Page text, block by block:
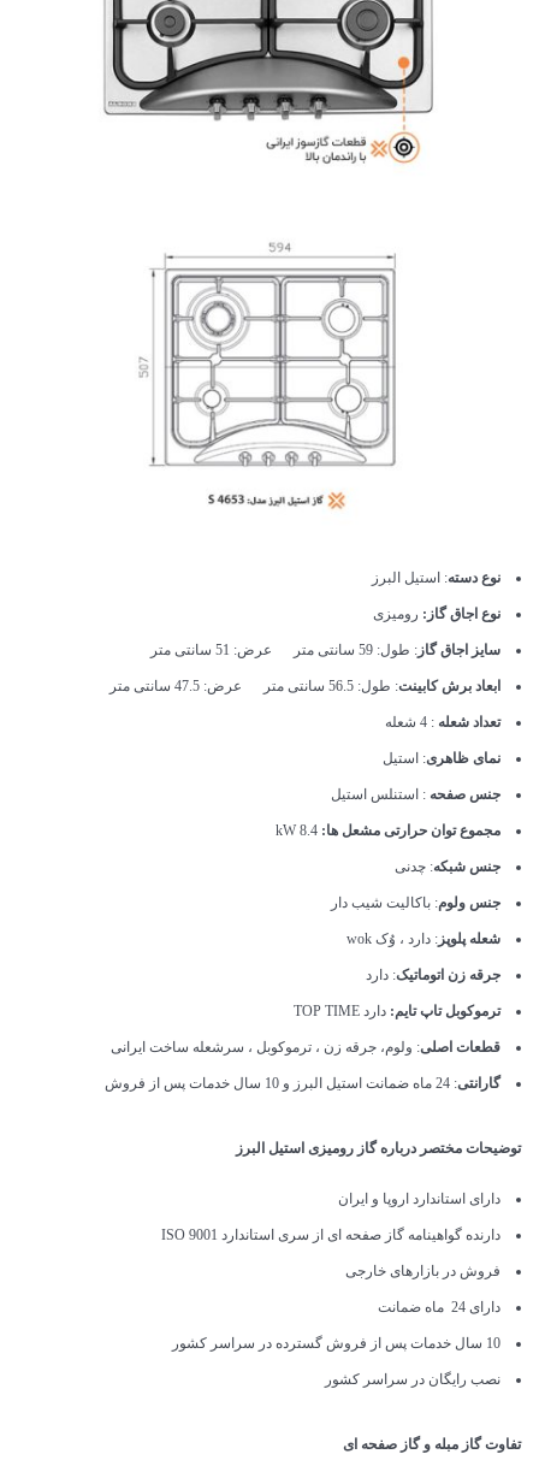
نوع دسته: استیل البرز
نوع اجاق گاز: رومیزی
سایز اجاق گاز : طول: 59 سانتی متر عرض: 51 سانتی متر
ابعاد برش کابینت: طول: 56.5 سانتی متر عرض: 47.5 سانتی متر
تعداد شعله : 4 شعله
نمای ظاهری: استیل
جنس صفحه : استنلس استیل
مجموع توان حرارتی مشعل ها:
جنس شبکه: چدنی
جنس ولوم: باکالیت شیب دار
شعله پلوپز : دارد ، وُک wok
جرقه زن اتوماتیک: دارد
ترموکوبل تاپ تایم: دارد TOP TIME
قطعات اصلی: ولوم، جرقه زن ، ترموکوبل ، سرشعله ساخت ایرانی
گارانتی: 24 ماه ضمانت استیل البرز و 10 سال خدمات پس از فروش
توضیحات مختصر درباره گاز رومیزی استیل البرز
دارای استاندارد اروپا و ایران
دارنده گواهینامه گاز صفحه ای از سری استاندارد ISO 9001
فروش در بازارهای خارجی
دارای 24 ماه ضمانت
10 سال خدمات پس از فروش گسترده در سراسر کشور
نصب رایگان در سراسر کشور
تفاوت گاز مبله و گاز صفحه ای